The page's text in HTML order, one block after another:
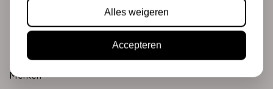
PRE-ORDERS
Koopjeshoek
Merken
Alles weigeren
Accepteren